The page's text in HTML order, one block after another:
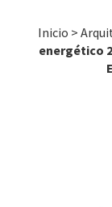
Inicio >
energético